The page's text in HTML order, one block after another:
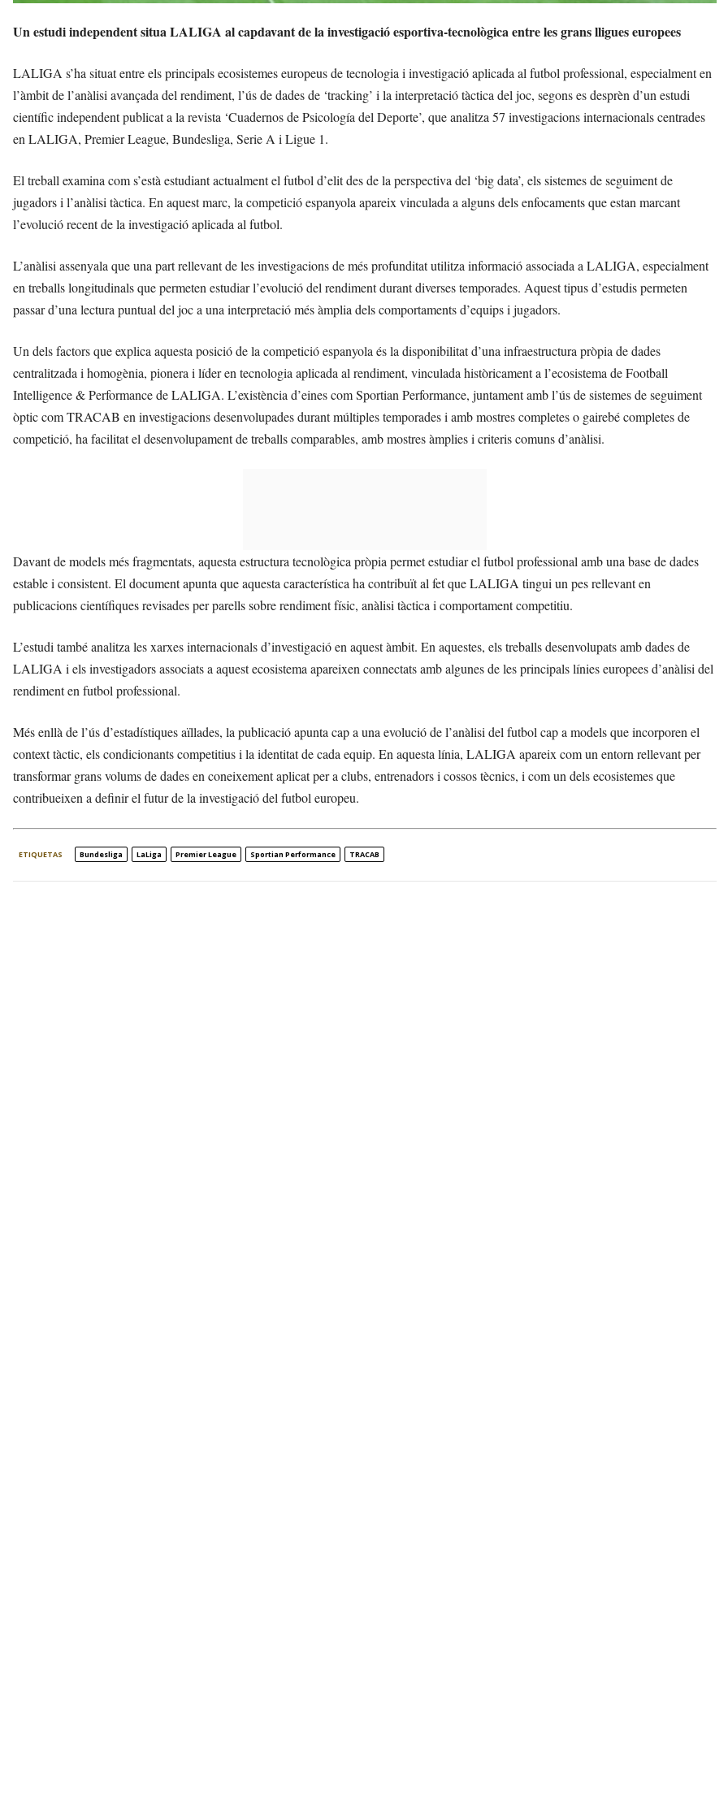
Un estudi independent situa LALIGA al capdavant de la investigació esportiva-tecnològica entre les grans lligues europees
LALIGA s’ha situat entre els principals ecosistemes europeus de tecnologia i investigació aplicada al futbol professional, especialment en
l’àmbit de l’anàlisi avançada del rendiment, l’ús de dades de ‘tracking’ i la interpretació tàctica del joc, segons es desprèn d’un estudi
científic independent publicat a la revista ‘Cuadernos de Psicología del Deporte’, que analitza 57 investigacions internacionals centrades
en LALIGA, Premier League, Bundesliga, Serie A i Ligue 1.
El treball examina com s’està estudiant actualment el futbol d’elit des de la perspectiva del ‘big data’, els sistemes de seguiment de
jugadors i l’anàlisi tàctica. En aquest marc, la competició espanyola apareix vinculada a alguns dels enfocaments que estan marcant
l’evolució recent de la investigació aplicada al futbol.
L’anàlisi assenyala que una part rellevant de les investigacions de més profunditat utilitza informació associada a LALIGA, especialment
en treballs longitudinals que permeten estudiar l’evolució del rendiment durant diverses temporades. Aquest tipus d’estudis permeten
passar d’una lectura puntual del joc a una interpretació més àmplia dels comportaments d’equips i jugadors.
Un dels factors que explica aquesta posició de la competició espanyola és la disponibilitat d’una infraestructura pròpia de dades
centralitzada i homogènia, pionera i líder en tecnologia aplicada al rendiment, vinculada històricament a l’ecosistema de Football
Intelligence & Performance de LALIGA. L’existència d’eines com Sportian Performance, juntament amb l’ús de sistemes de seguiment
òptic com TRACAB en investigacions desenvolupades durant múltiples temporades i amb mostres completes o gairebé completes de
competició, ha facilitat el desenvolupament de treballs comparables, amb mostres àmplies i criteris comuns d’anàlisi.
Davant de models més fragmentats, aquesta estructura tecnològica pròpia permet estudiar el futbol professional amb una base de dades
estable i consistent. El document apunta que aquesta característica ha contribuït al fet que LALIGA tingui un pes rellevant en
publicacions científiques revisades per parells sobre rendiment físic, anàlisi tàctica i comportament competitiu.
L’estudi també analitza les xarxes internacionals d’investigació en aquest àmbit. En aquestes, els treballs desenvolupats amb dades de
LALIGA i els investigadors associats a aquest ecosistema apareixen connectats amb algunes de les principals línies europees d’anàlisi del
rendiment en futbol professional.
Més enllà de l’ús d’estadístiques aïllades, la publicació apunta cap a una evolució de l’anàlisi del futbol cap a models que incorporen el
context tàctic, els condicionants competitius i la identitat de cada equip. En aquesta línia, LALIGA apareix com un entorn rellevant per
transformar grans volums de dades en coneixement aplicat per a clubs, entrenadors i cossos tècnics, i com un dels ecosistemes que
contribueixen a definir el futur de la investigació del futbol europeu.
ETIQUETAS Bundesliga LaLiga Premier League Sportian Performance TRACAB